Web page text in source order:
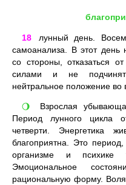
18
лунный день.
самоанализа. В этот день
со стороны, отказаться
силами и не
нейтральное положение во
🌖
Взрослая
Период лунного цикла
четверти. Энергетика
благоприятна. Это
организме и психике
Эмоциональное
рациональную форму.